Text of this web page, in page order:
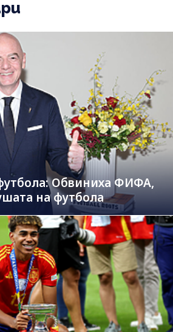
Обвиниха ФИФА,
на футбола